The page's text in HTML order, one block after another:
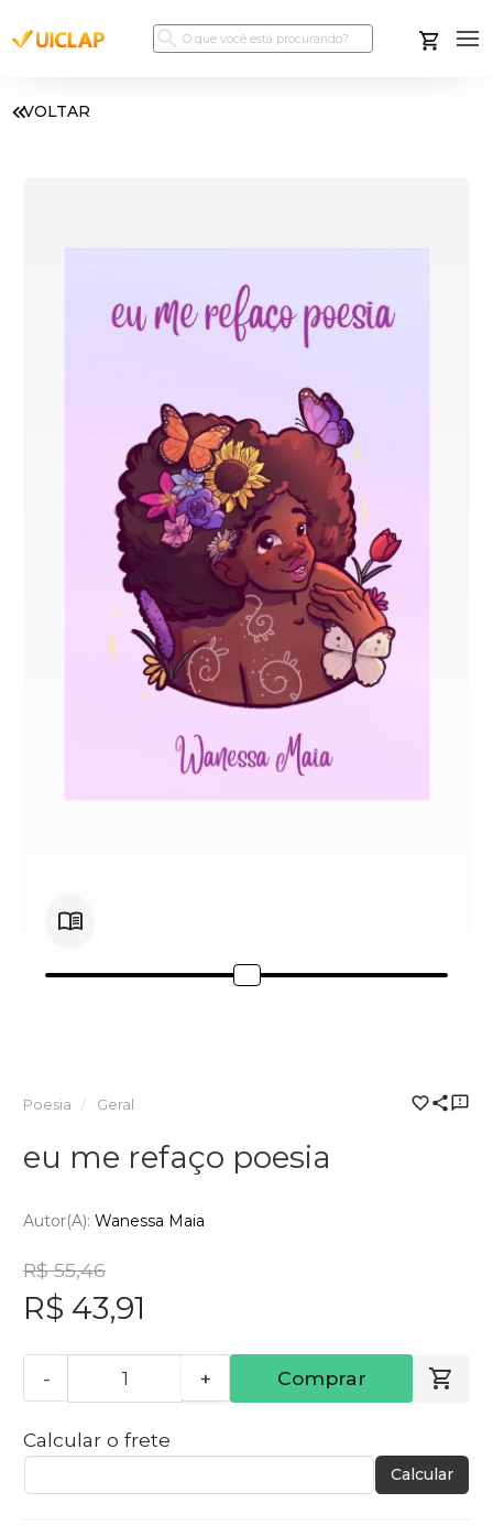
VOLTAR
Poesia Geral
eu me refaço poesia
Autor(a): Wanessa Maia
R$ 55,46
R$ 43,91
- + Comprar
Calcular o frete
Calcular